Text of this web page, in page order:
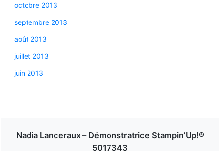
octobre 2013
septembre 2013
août 2013
juillet 2013
juin 2013
Nadia Lanceraux – Démonstratrice Stampin’Up!®
5017343